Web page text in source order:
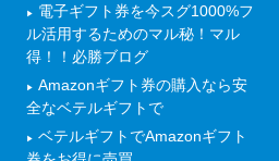
電子ギフト券を今スグ1000%フ
ル活用するためのマル秘！マル
得！！必勝ブログ
Amazonギフト券の購入なら安
全なベテルギフトで
ベテルギフトでAmazonギフト